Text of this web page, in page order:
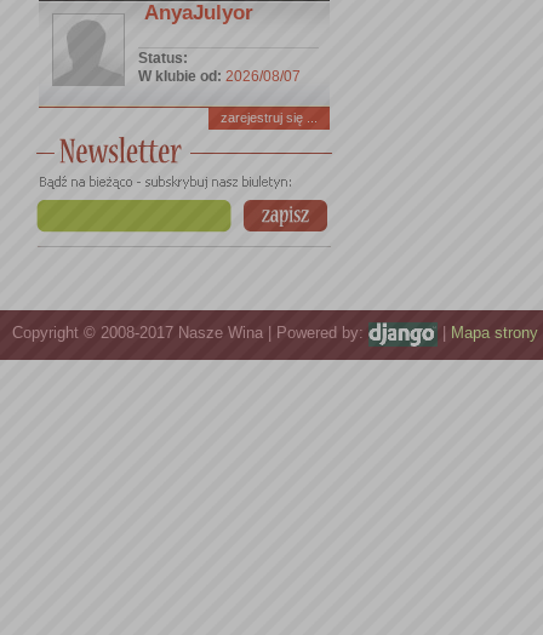
AnyaJulyor
Status:
W klubie od: 2026/08/07
zarejestruj się ...
Copyright © 2008-2017 Nasze Wina | Powered by: Mapa strony